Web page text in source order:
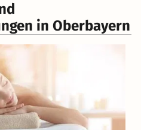
in Oberbayern